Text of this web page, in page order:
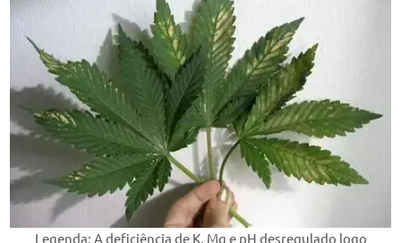
Legenda: A deficiência de K, Mg e pH desregulado logo